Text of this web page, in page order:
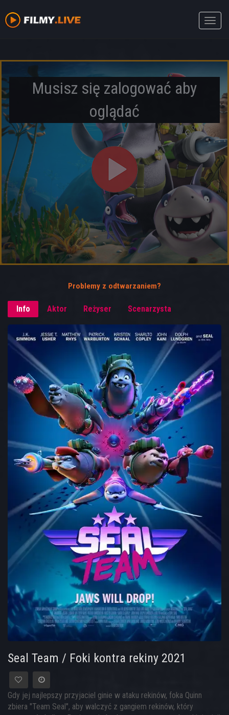
Toggle
Musisz się zalogować aby
oglądać
Problemy z odtwarzaniem?
Info Aktor Reżyser Scenarzysta
Seal Team / Foki kontra rekiny 2021
Gdy jej najlepszy przyjaciel ginie w ataku rekinów, foka Quinn
zbiera "Team Seal", aby walczyć z gangiem rekinów, który